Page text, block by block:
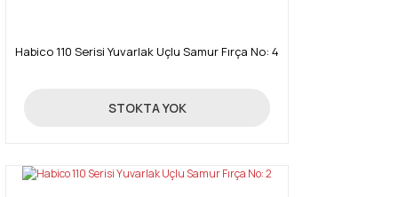
Habico 110 Serisi Yuvarlak Uçlu Samur Fırça No: 4
459,00 TL
STOKTA YOK